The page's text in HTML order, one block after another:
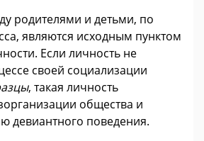
родителями и детьми, по
являются исходным пунктом
Если личность не
своей социализации
, такая личность
общества и
девиантного поведения.